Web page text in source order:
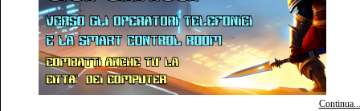
Continua...